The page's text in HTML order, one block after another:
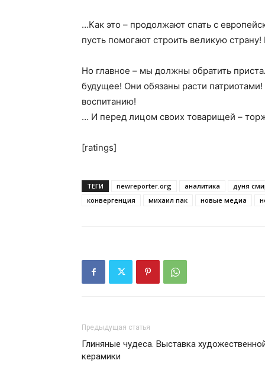
…Как это – продолжают спать с
пусть помогают строить великую
Но главное – мы должны обратить
будущее! Они обязаны расти
воспитанию!
… И перед лицом своих товарищей –
[ratings]
ТЕГИ newreporter.org аналитика
дуня
конвергенция
михаил пак новые медиа
Предыдущая статья
Глиняные чудеса. Выставка
керамики